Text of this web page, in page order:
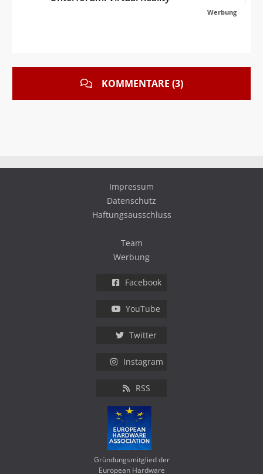
Werbung
KOMMENTARE (3)
Impressum
Datenschutz
Haftungsausschluss
Team
Werbung
Facebook
YouTube
Twitter
Instagram
RSS
Gründungsmitglied der
European Hardware